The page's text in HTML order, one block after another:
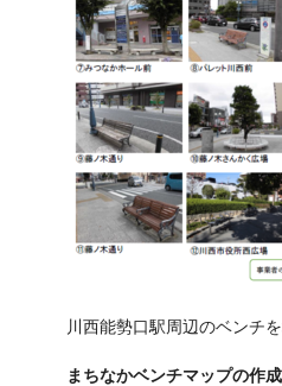
川西能勢口駅周辺のベンチ
まちなかベンチマップの作成